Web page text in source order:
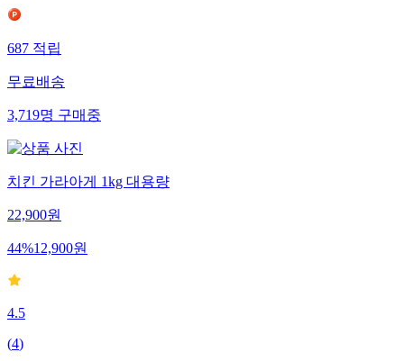
687적립
무료배송
3,719명구매중
치킨 가라아게 1kg 대용량
22,900원
44%12,900원
4.5
(4)